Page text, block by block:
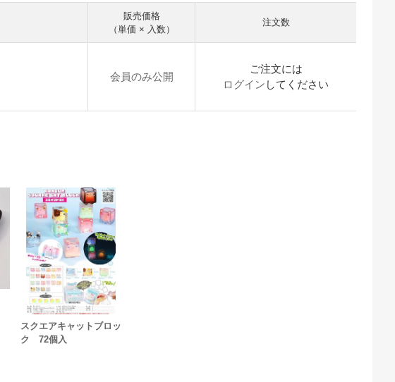
販売価格
（単価 × 入数）
注文数
会員のみ公開
ご注文には
ログイン してください
スクエアキャットブロッ
ク 72個入